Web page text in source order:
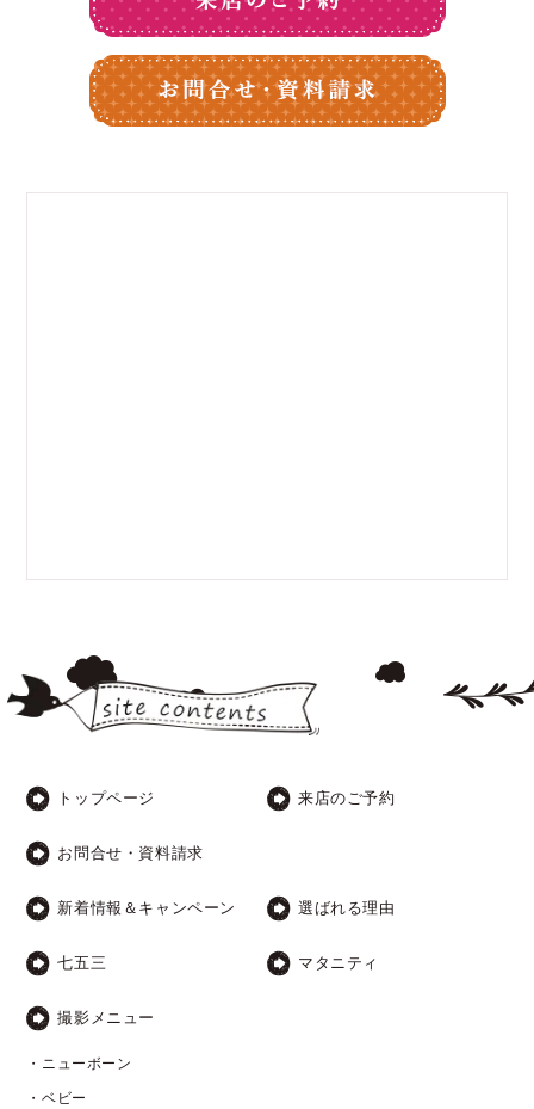
トップページ 来店のご予約
お問合せ・資料請求
新着情報＆キャンペーン 選ばれる理由
七五三 マタニティ
撮影メニュー
・ニューボーン
・ベビー